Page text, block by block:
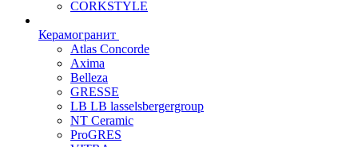
CORKSTYLE
Керамогранит
Atlas Concorde
Axima
Belleza
GRESSE
LB LB lasselsbergergroup
NT Ceramic
ProGRES